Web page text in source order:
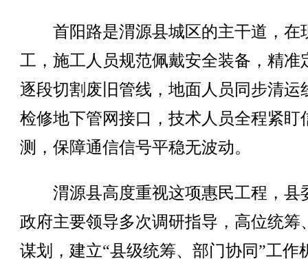
首阳路是渭源县城区的主干道，在
工，施工人员规范佩戴安全装备，精准
逐段切割废旧管线，地面人员同步清运
检修地下管网接口，技术人员全程紧盯
测，保障通信信号平稳无波动。
渭源县高度重视这项惠民工程，县
政府主要领导多次调研指导，高位统筹
谋划，建立“县级统筹、部门协同”工作